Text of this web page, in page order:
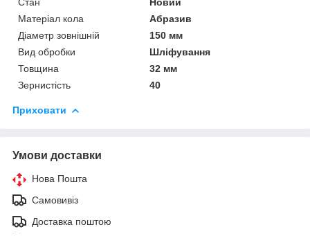
Матеріал кола
Абразив
Діаметр зовнішній
150 мм
Вид обробки
Шліфування
Товщина
32 мм
Зернистість
40
Приховати
Умови доставки
Нова Пошта
Самовивіз
Доставка поштою